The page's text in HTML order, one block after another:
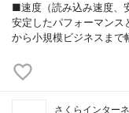
■速度（読み込み速度、
安定したパフォーマンス
から小規模ビジネスまで
さくらインター